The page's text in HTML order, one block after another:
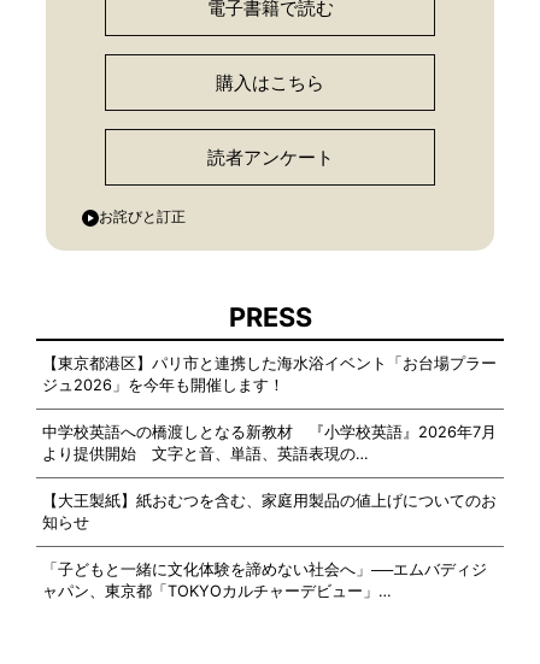
電子書籍で読む
購入はこちら
読者アンケート
お詫びと訂正
PRESS
【東京都港区】パリ市と連携した海水浴イベント「お台場プラー
ジュ2026」を今年も開催します！
中学校英語への橋渡しとなる新教材 『小学校英語』2026年7月
より提供開始 文字と音、単語、英語表現の…
【大王製紙】紙おむつを含む、家庭用製品の値上げについてのお
知らせ
「子どもと一緒に文化体験を諦めない社会へ」──エムバディジ
ャパン、東京都「TOKYOカルチャーデビュー」…